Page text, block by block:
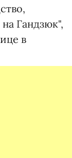
Гандзюк",
в